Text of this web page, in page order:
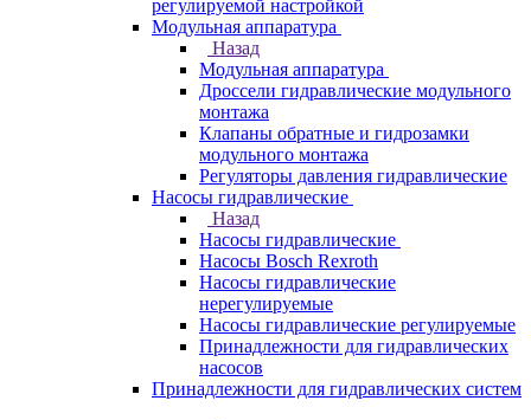
регулируемой настройкой
Модульная аппаратура
Назад
Модульная аппаратура
Дроссели гидравлические модульного
монтажа
Клапаны обратные и гидрозамки
модульного монтажа
Регуляторы давления гидравлические
Насосы гидравлические
Назад
Насосы гидравлические
Насосы Bosch Rexroth
Насосы гидравлические
нерегулируемые
Насосы гидравлические регулируемые
Принадлежности для гидравлических
насосов
Принадлежности для гидравлических систем